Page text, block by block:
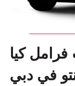
كيا
في دبي